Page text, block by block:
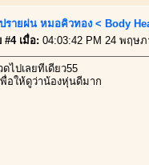
รายฝน หมอคิวทอง < Body
#4 เมื่อ: 04:03:42 PM 24 พฤษ
ไปเลยทีเดียว55
อให้ดูว่าน้องหุ่นดีมาก